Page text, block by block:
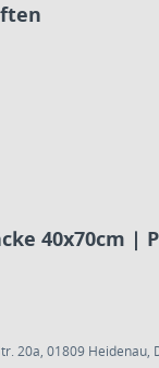
40x70cm |
20a, 01809